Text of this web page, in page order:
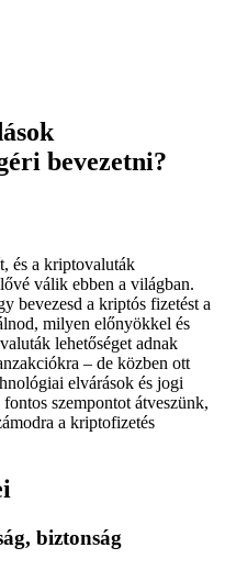
bevezetni?
és a kriptovaluták
válik ebben a világban.
bevezesd a kriptós fizetést a
milyen előnyökkel és
lehetőséget adnak
– de közben ott
elvárások és jogi
szempontot átveszünk,
a kriptofizetés
biztonság